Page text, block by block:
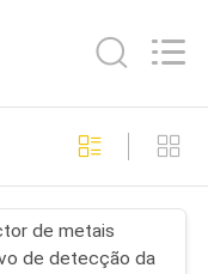
20
de metais
de detecção da